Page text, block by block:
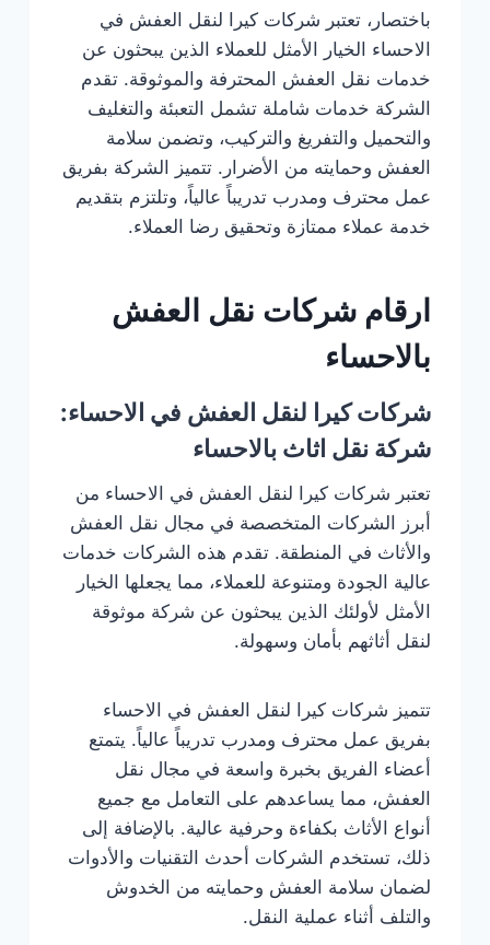
باختصار، تعتبر شركات كيرا لنقل العفش في
الاحساء الخيار الأمثل للعملاء الذين يبحثون عن
خدمات نقل العفش المحترفة والموثوقة. تقدم
الشركة خدمات شاملة تشمل التعبئة والتغليف
والتحميل والتفريغ والتركيب، وتضمن سلامة
العفش وحمايته من الأضرار. تتميز الشركة بفريق
عمل محترف ومدرب تدريباً عالياً، وتلتزم بتقديم
خدمة عملاء ممتازة وتحقيق رضا العملاء.
ارقام شركات نقل العفش
بالاحساء
شركات كيرا لنقل العفش في الاحساء:
شركة نقل اثاث بالاحساء
تعتبر شركات كيرا لنقل العفش في الاحساء من
أبرز الشركات المتخصصة في مجال نقل العفش
والأثاث في المنطقة. تقدم هذه الشركات خدمات
عالية الجودة ومتنوعة للعملاء، مما يجعلها الخيار
الأمثل لأولئك الذين يبحثون عن شركة موثوقة
لنقل أثاثهم بأمان وسهولة.
تتميز شركات كيرا لنقل العفش في الاحساء
بفريق عمل محترف ومدرب تدريباً عالياً. يتمتع
أعضاء الفريق بخبرة واسعة في مجال نقل
العفش، مما يساعدهم على التعامل مع جميع
أنواع الأثاث بكفاءة وحرفية عالية. بالإضافة إلى
ذلك، تستخدم الشركات أحدث التقنيات والأدوات
لضمان سلامة العفش وحمايته من الخدوش
والتلف أثناء عملية النقل.